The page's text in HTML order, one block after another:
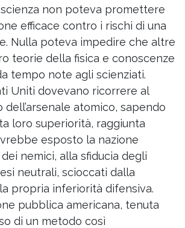
non poteva promettere
efficace contro i rischi di una
Nulla poteva impedire che altre
teorie della fisica e conoscenze
tempo note agli scienziati.
Uniti dovevano ricorrere al
atomico, sapendo
loro superiorità, raggiunta
esposto la nazione
dei nemici, alla sfiducia degli
neutrali, scioccati dalla
propria inferiorità difensiva.
pubblica americana, tenuta
di un metodo così